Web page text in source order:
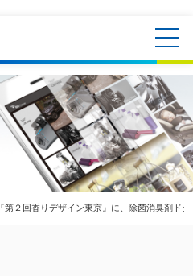
『第２回香りデザイン東京』に、除菌消臭剤ド